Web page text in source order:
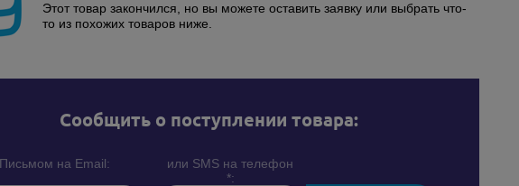
Этот товар закончился, но вы можете оставить заявку или выбрать что-
то из похожих товаров ниже.
Cообщить о поступлении товара:
Письмом на Email:
или SMS на телефон
*: